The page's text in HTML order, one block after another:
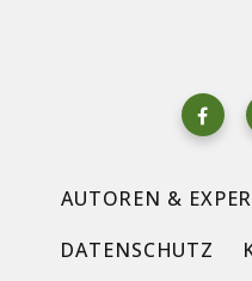
AUTOREN &
DATENSCHUTZ